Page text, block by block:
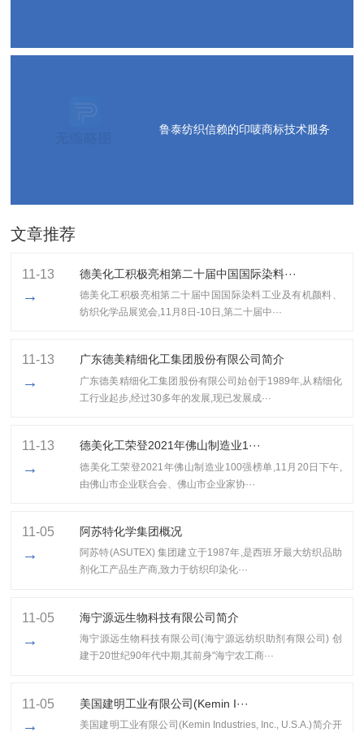
鲁泰纺织信赖的印唛商标技术服务
文章推荐
11-13
→
德美化工积极亮相第二十届中国国际染料···
德美化工积极亮相第二十届中国国际染料工业及有机颜料、
纺织化学品展览会,11月8日-10日,第二十届中···
11-13
→
广东德美精细化工集团股份有限公司简介
广东德美精细化工集团股份有限公司始创于1989年,从精细化
工行业起步,经过30多年的发展,现已发展成···
11-13
→
​德美化工荣登2021年佛山制造业1···
​德美化工荣登2021年佛山制造业100强榜单,11月20日下午,
由佛山市企业联合会、佛山市企业家协···
11-05
→
阿苏特化学集团概况
阿苏特(ASUTEX) 集团建立于1987年,是西班牙最大纺织品助
剂化工产品生产商,致力于纺织印染化···
11-05
→
海宁源远生物科技有限公司简介
海宁源远生物科技有限公司(海宁源远纺织助剂有限公司) 创
建于20世纪90年代中期,其前身"海宁农工商···
11-05
→
美国建明工业有限公司(Kemin I···
美国建明工业有限公司(Kemin Industries, Inc., U.S.A.)简介开